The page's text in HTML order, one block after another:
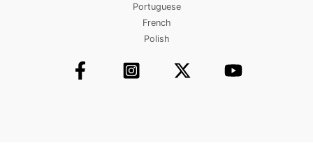
Portuguese
French
Polish